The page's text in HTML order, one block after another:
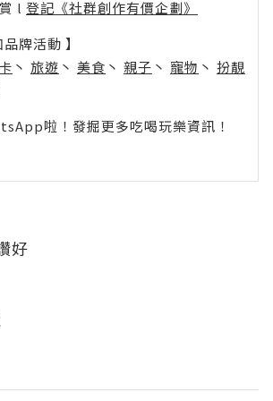
l 登記《社群創作有價企劃》
牌活動 】
丶 旅遊 丶 美食 丶 親子 丶 寵物 丶 扮靚
啦！發掘更多吃喝玩樂資訊！
好